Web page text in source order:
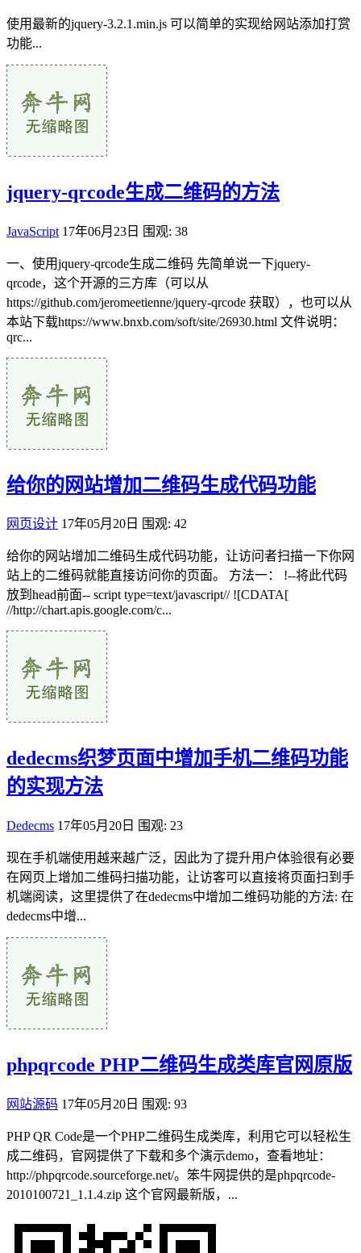
使用最新的jquery-3.2.1.min.js 可以简单的实现给网站添加打赏
功能...
jquery-qrcode生成二维码的方法
JavaScript 17年06月23日 围观: 38
一、使用jquery-qrcode生成二维码 先简单说一下jquery-
qrcode，这个开源的三方库（可以从
https://github.com/jeromeetienne/jquery-qrcode 获取），也可以从
本站下载https://www.bnxb.com/soft/site/26930.html 文件说明：
qrc...
给你的网站增加二维码生成代码功能
网页设计 17年05月20日 围观: 42
给你的网站增加二维码生成代码功能，让访问者扫描一下你网
站上的二维码就能直接访问你的页面。 方法一： !--将此代码
放到head前面-- script type=text/javascript// ![CDATA[
//http://chart.apis.google.com/c...
dedecms织梦页面中增加手机二维码功能
的实现方法
Dedecms 17年05月20日 围观: 23
现在手机端使用越来越广泛，因此为了提升用户体验很有必要
在网页上增加二维码扫描功能，让访客可以直接将页面扫到手
机端阅读，这里提供了在dedecms中增加二维码功能的方法: 在
dedecms中增...
phpqrcode PHP二维码生成类库官网原版
网站源码 17年05月20日 围观: 93
PHP QR Code是一个PHP二维码生成类库，利用它可以轻松生
成二维码，官网提供了下载和多个演示demo，查看地址：
http://phpqrcode.sourceforge.net/。笨牛网提供的是phpqrcode-
2010100721_1.1.4.zip 这个官网最新版，...